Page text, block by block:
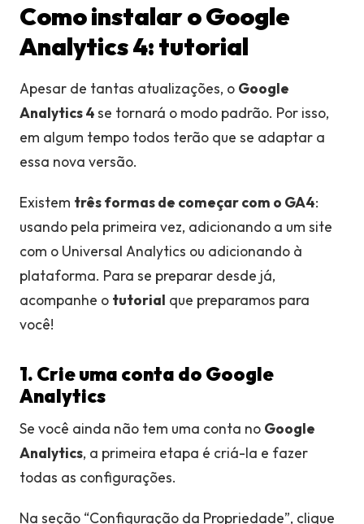
Como instalar o Google
Analytics 4: tutorial
Apesar de tantas atualizações, o Google
Analytics 4se tornará o modo padrão. Por isso,
em algum tempo todos terão que se adaptar a
essa nova versão.
Existem três formas de começar com o GA4:
usando pela primeira vez, adicionando a um site
com o Universal Analytics ou adicionando à
plataforma. Para se preparar desde já,
acompanhe o tutorial que preparamos para
você!
1. Crie uma conta do Google
Analytics
Se você ainda não tem uma conta no Google
Analytics, a primeira etapa é criá-la e fazer
todas as configurações.
Na seção “Configuração da Propriedade”, clique